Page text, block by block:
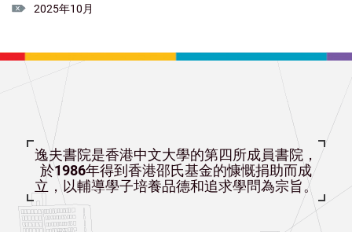
2025年10月
逸夫書院是香港中文大學的第四所成員書院，
於1986年得到香港邵氏基金的慷慨捐助而成
立，以輔導學子培養品德和追求學問為宗旨。